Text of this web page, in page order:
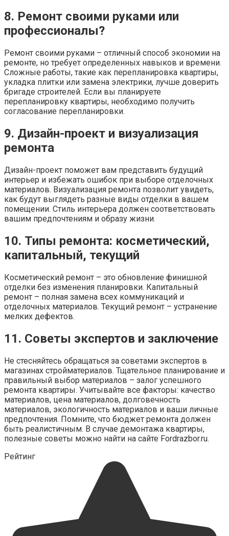
8. Ремонт своими руками или
профессионалы?
Ремонт своими руками – отличный способ экономии на
ремонте, но требует определенных навыков и времени.
Сложные работы, такие как перепланировка квартиры,
укладка плитки или замена электрики, лучше доверить
бригаде строителей. Если вы планируете
перепланировку квартиры, необходимо получить
согласование перепланировки.
9. Дизайн-проект и визуализация
ремонта
Дизайн-проект поможет вам представить будущий
интерьер и избежать ошибок при выборе отделочных
материалов. Визуализация ремонта позволит увидеть,
как будут выглядеть разные виды отделки в вашем
помещении. Стиль интерьера должен соответствовать
вашим предпочтениям и образу жизни.
10. Типы ремонта: косметический,
капитальный, текущий
Косметический ремонт – это обновление финишной
отделки без изменения планировки. Капитальный
ремонт – полная замена всех коммуникаций и
отделочных материалов. Текущий ремонт – устранение
мелких дефектов.
11. Советы экспертов и заключение
Не стесняйтесь обращаться за советами экспертов в
магазинах стройматериалов. Тщательное планирование и
правильный выбор материалов – залог успешного
ремонта квартиры. Учитывайте все факторы: качество
материалов, цена материалов, долговечность
материалов, экологичность материалов и ваши личные
предпочтения. Помните, что бюджет ремонта должен
быть реалистичным. В случае демонтажа квартиры,
полезные советы можно найти на сайте Fordrazbor.ru.
Рейтинг